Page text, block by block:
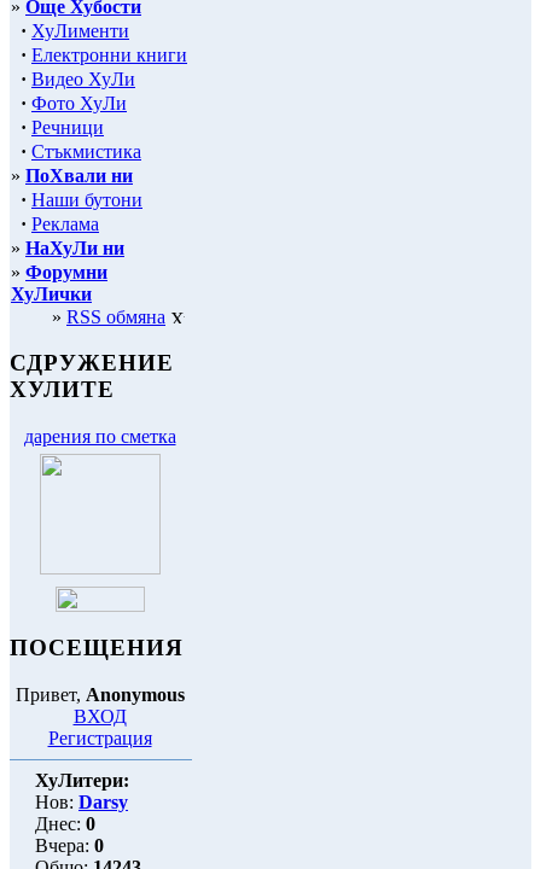
» Още Хубости
· ХуЛименти
· Електронни книги
· Видео ХуЛи
· Фото ХуЛи
· Речници
· Стъкмистика
» ПоХвали ни
· Наши бутони
· Реклама
» НаХуЛи ни
» Форумни
ХуЛички
» RSS обмяна
СДРУЖЕНИЕ
ХУЛИТЕ
дарения по сметка
ПОСЕЩЕНИЯ
Привет, Anonymous
ВХОД
Регистрация
ХуЛитери:
Нов: Darsy
Днес: 0
Вчера: 0